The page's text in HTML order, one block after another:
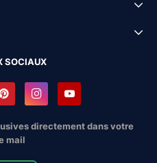
SOCIAUX
directement dans votre
mail